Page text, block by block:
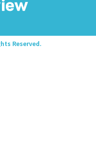
Reserved.